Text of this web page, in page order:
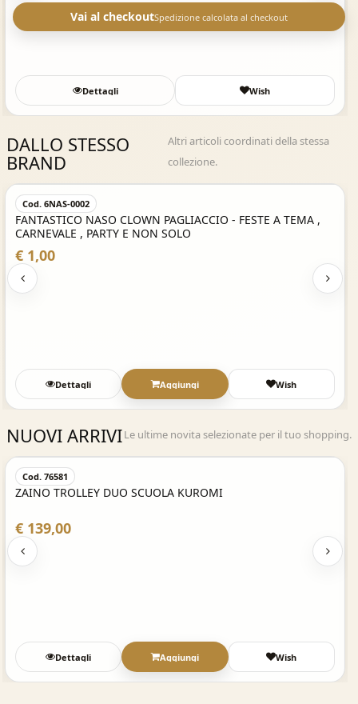
Vai al checkoutSpedizione calcolata al checkout
Dettagli Wish
DALLO STESSO
BRAND
Altri articoli coordinati della stessa
collezione.
Acquisto Veloce
Cod. 6NAS-0002
FANTASTICO NASO CLOWN PAGLIACCIO - FESTE A TEMA ,
CARNEVALE , PARTY E NON SOLO
€ 1,00
Dettagli Aggiungi Wish
NUOVI ARRIVILe ultime novita selezionate per il tuo shopping.
Acquisto Veloce
Cod. 76581
ZAINO TROLLEY DUO SCUOLA KUROMI
€ 139,00
Dettagli Aggiungi Wish